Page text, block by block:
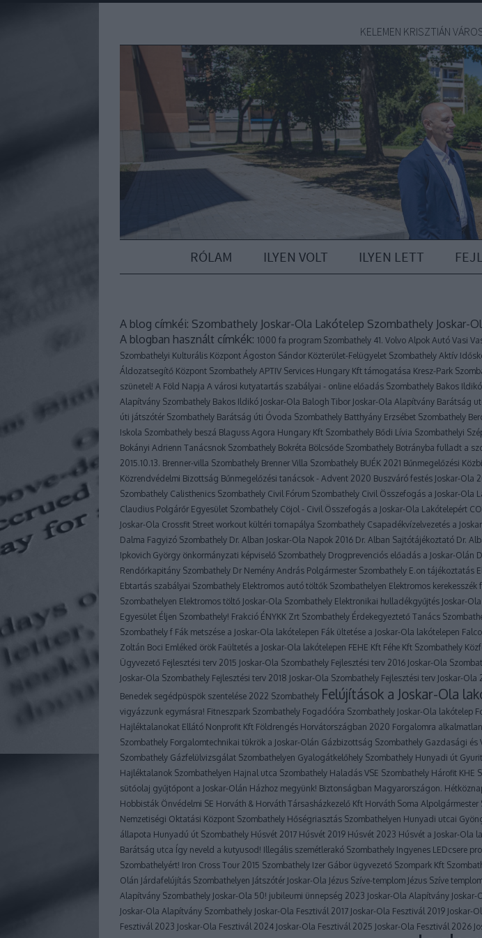
KELEMEN KRISZTIÁN
RÓLAM ILYEN VOLT ILYEN LETT
A blog címkéi: Szombathely Joskar-Ola Lakótelep Szombathely Joskar-
A blogban használt címkék: 1000 fa program Szombathely 41. Volvo Alpok Autó Vasi
Szombathelyi Kulturális Központ Ágoston Sándor Közterület-Felügyelet Szombathely Aktív
Áldozatsegítő Központ Szombathely APTIV Services Hungary Kft támogatása Kresz-Park
szünetel! A Föld Napja A városi kutyatartás szabályai - online előadás Szombathely Bakos
Alapítvány Szombathely Bakos Ildikó Joskar-Ola Balogh Tibor Joskar-Ola Alapítvány Barátság
úti játszótér Szombathely Barátság úti Óvoda Szombathely Batthyány Erzsébet Szombathely
Iskola Szombathely beszá Blaguss Agora Hungary Kft Szombathely Bődi Lívia Szombathelyi
Bokányi Adrienn Tanácsnok Szombathely Bokréta Bölcsőde Szombathely Botrányba fulladt a
2015.10.13. Brenner-villa Szombathely Brenner Villa Szombathely BUÉK 2021 Bűnmegelőzési
Közrendvédelmi Bizottság Bűnmegelőzési tanácsok - Advent 2020 Buszváró festés Joskar-Ola
Szombathely Calisthenics Szombathely Civil Fórum Szombathely Civil Összefogás a Joskar-Ola
Claudius Polgárőr Egyesület Szombathely Cöjol - Civil Összefogás a Joskar-Ola Lakótelepért
Joskar-Ola Crossfit Street workout kültéri tornapálya Szombathely Csapadékvízelvezetés a
Dalma Fagyizó Szombathely Dr. Alban Joskar-Ola Napok 2016 Dr. Alban Sajtótájékoztató Dr.
Ipkovich György önkormányzati képviselő Szombathely Drogprevenciós előadás a Joskar-Olán
Rendőrkapitány Szombathely Dr Nemény András Polgármester Szombathely E.on tájékoztatás
Ebtartás szabályai Szombathely Elektromos autó töltők Szombathelyen Elektromos kerekesszék
Szombathelyen Elektromos töltő Joskar-Ola Szombathely Elektronikai hulladékgyűjtés Joskar-Ola
Egyesület Éljen Szombathely! Frakció ÉNYKK Zrt Szombathely Érdekegyeztető Tanács
Szombathely f Fák metszése a Joskar-Ola lakótelepen Fák ültetése a Joskar-Ola lakótelepen
Zoltán Boci Emléked örök Faültetés a Joskar-Ola lakótelepen FEHE Kft Féhe Kft Szombathely
Ügyvezető Fejlesztési terv 2015 Joskar-Ola Szombathely Fejlesztési terv 2016 Joskar-Ola
Joskar-Ola Szombathely Fejlesztési terv 2018 Joskar-Ola Szombathely Fejlesztési terv Joskar-Ola
Benedek segédpüspök szentelése 2022 Szombathely Felújítások a Joskar-Ola
vigyázzunk egymásra! Fitneszpark Szombathely Fogadóóra Szombathely Joskar-Ola lakótelep
Hajléktalanokat Ellátó Nonprofit Kft Földrengés Horvátországban 2020 Forgalomra
Szombathely Forgalomtechnikai tükrök a Joskar-Olán Gázbizottság Szombathely Gazdasági és
Szombathely Gázfelülvizsgálat Szombathelyen Gyalogátkelőhely Szombathely Hunyadi út
Hajléktalanok Szombathelyen Hajnal utca Szombathely Haladás VSE Szombathely Hárofit KHE
sütőolaj gyűjtőpont a Joskar-Olán Házhoz megyünk! Biztonságban Magyarországon.
Hobbisták Önvédelmi SE Horváth & Horváth Társasházkezelő Kft Horváth Soma Alpolgármester
Nemzetiségi Oktatási Központ Szombathely Hőségriasztás Szombathelyen Hunyadi utcai
állapota Hunyadú út Szombathely Húsvét 2017 Húsvét 2019 Húsvét 2023 Húsvét a Joskar-Ola
Barátság utca Így neveld a kutyusod! Illegális szemétlerakó Szombathely Ingyenes LEDcsere
Szombathelyért! Iron Cross Tour 2015 Szombathely Izer Gábor ügyvezető Szompark Kft
Olán Járdafelújítás Szombathelyen Játszótér Joskar-Ola Jézus Szíve-templom Jézus Szíve
Alapítvány Szombathely Joskar-Ola 50! jubileumi ünnepség 2023 Joskar-Ola Alapítvány Joskar-
Joskar-Ola Alapítvány Szombathely Joskar-Ola Fesztivál 2017 Joskar-Ola Fesztivál 2019 Joskar-
Fesztivál 2023 Joskar-Ola Fesztivál 2024 Joskar-Ola Fesztivál 2025 Joskar-Ola Fesztivál 2026